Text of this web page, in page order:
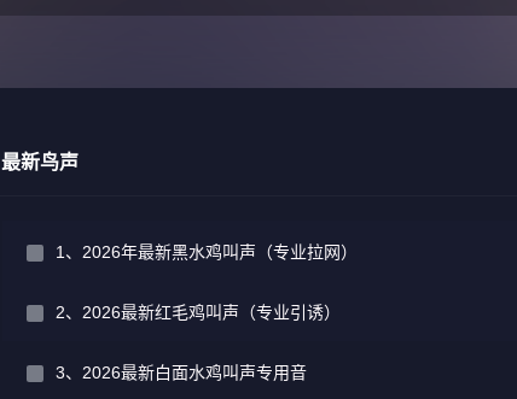
最新鸟声
1、2026年最新黑水鸡叫声（专业拉网）
2、2026最新红毛鸡叫声（专业引诱）
3、2026最新白面水鸡叫声专用音